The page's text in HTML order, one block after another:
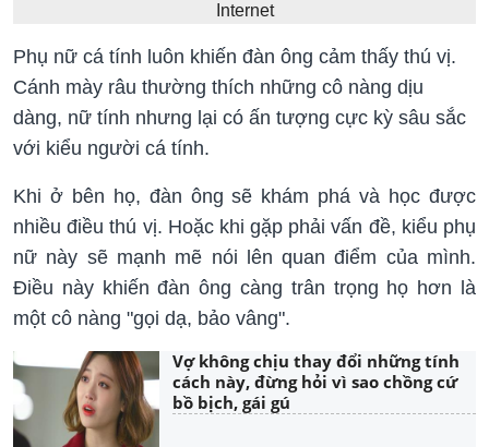
Internet
Phụ nữ cá tính luôn khiến đàn ông cảm thấy thú vị.
Cánh mày râu thường thích những cô nàng dịu
dàng, nữ tính nhưng lại có ấn tượng cực kỳ sâu sắc
với kiểu người cá tính.
Khi ở bên họ, đàn ông sẽ khám phá và học được
nhiều điều thú vị. Hoặc khi gặp phải vấn đề, kiểu phụ
nữ này sẽ mạnh mẽ nói lên quan điểm của mình.
Điều này khiến đàn ông càng trân trọng họ hơn là
một cô nàng "gọi dạ, bảo vâng".
Vợ không chịu thay đổi những tính
cách này, đừng hỏi vì sao chồng cứ
bồ bịch, gái gú